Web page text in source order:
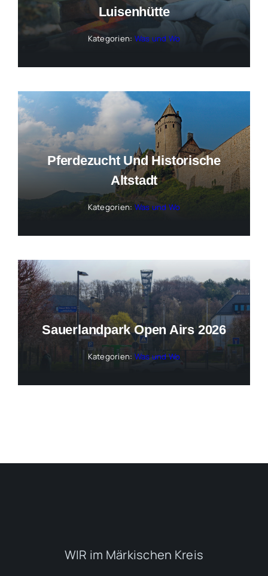
Luisenhütte
Kategorien: Was und Wo
Pferdezucht Und Historische
Altstadt
Kategorien: Was und Wo
Sauerlandpark Open Airs 2026
Kategorien: Was und Wo
WIR im Märkischen Kreis